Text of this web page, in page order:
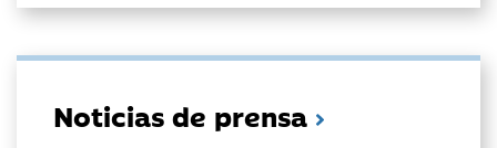
Noticias de prensa